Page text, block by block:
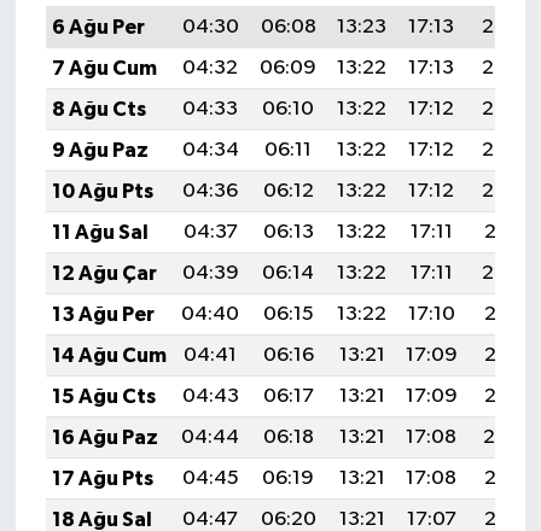
6 Ağu Per
04:30 06:08 13:23 17:13
20:27
7 Ağu Cum
04:32 06:09 13:22 17:13
20:26
8 Ağu Cts
04:33 06:10 13:22 17:12
20:25
9 Ağu Paz
04:34 06:11 13:22 17:12
20:23
10 Ağu Pts
04:36 06:12 13:22 17:12
20:22
11 Ağu Sal
04:37 06:13 13:22 17:11
20:21
12 Ağu Çar
04:39 06:14 13:22 17:11
20:20
13 Ağu Per
04:40 06:15 13:22 17:10
20:18
14 Ağu Cum
04:41 06:16 13:21 17:09
20:17
15 Ağu Cts
04:43 06:17 13:21 17:09
20:16
16 Ağu Paz
04:44 06:18 13:21 17:08
20:14
17 Ağu Pts
04:45 06:19 13:21 17:08
20:13
18 Ağu Sal
04:47 06:20 13:21 17:07
20:12